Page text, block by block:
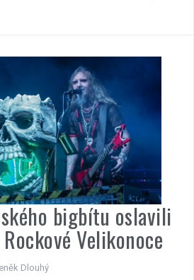
bigbítu oslavili
Velikonoce
Dlouhý